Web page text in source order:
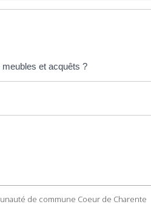
et acquêts ?
de commune Coeur de Charente